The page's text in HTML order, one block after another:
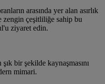
arasında yer alan asırlık
zengin çeşitliliğe sahip bu
ziyaret edin.
bir şekilde kaynaşmasını
mimari.